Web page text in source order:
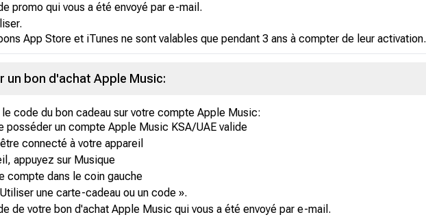
promo qui vous a été envoyé par e-mail.
App Store et iTunes ne sont valables que pendant 3 ans à compter de leur activation.
un bon d'achat Apple Music:
code du bon cadeau sur votre compte Apple Music:
posséder un compte Apple Music KSA/UAE valide
connecté à votre appareil
appuyez sur Musique
compte dans le coin gauche
une carte-cadeau ou un code ».
de votre bon d'achat Apple Music qui vous a été envoyé par e-mail.